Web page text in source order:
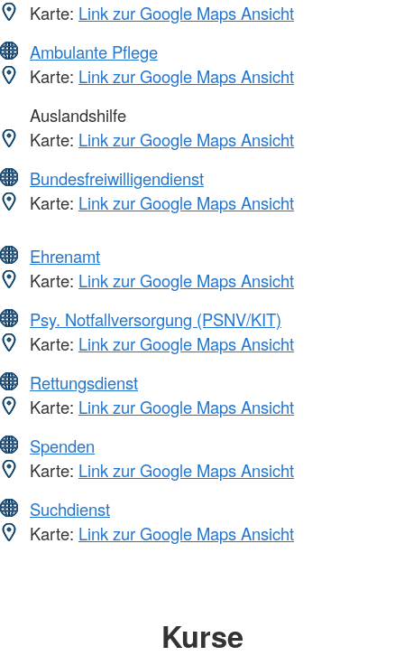
Karte: Link zur Google Maps Ansicht
Ambulante Pflege
Karte: Link zur Google Maps Ansicht
Auslandshilfe
Karte: Link zur Google Maps Ansicht
Bundesfreiwilligendienst
Karte: Link zur Google Maps Ansicht
Ehrenamt
Karte: Link zur Google Maps Ansicht
Psy. Notfallversorgung (PSNV/KIT)
Karte: Link zur Google Maps Ansicht
Rettungsdienst
Karte: Link zur Google Maps Ansicht
Spenden
Karte: Link zur Google Maps Ansicht
Suchdienst
Karte: Link zur Google Maps Ansicht
Kurse